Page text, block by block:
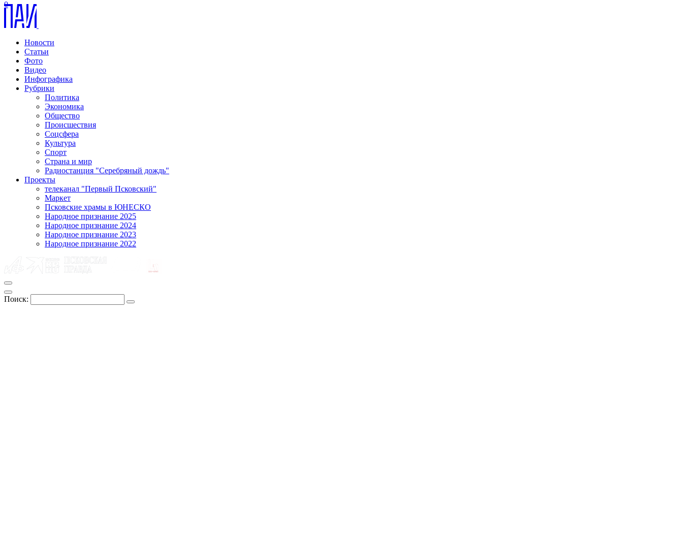
Новости
Статьи
Фото
Видео
Инфографика
Рубрики
Политика
Экономика
Общество
Происшествия
Соцсфера
Культура
Спорт
Страна и мир
Радиостанция "Серебряный дождь"
Проекты
телеканал "Первый Псковский"
Маркет
Псковские храмы в ЮНЕСКО
Народное признание 2025
Народное признание 2024
Народное признание 2023
Народное признание 2022
Поиск:
0